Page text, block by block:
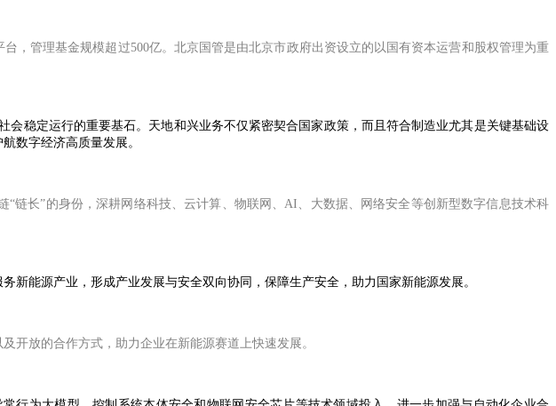
，管理基金规模超过500亿。北京国管是由北京市政府出资设立的以国有资本运营和股权管理为重
稳定运行的重要基石。天地和兴业务不仅紧密契合国家政策，而且符合制造业尤其是关键基础设
数字经济高质量发展。
链长”的身份，深耕网络科技、云计算、物联网、AI、大数据、网络安全等创新型数字信息技术科
能源产业，形成产业发展与安全双向协同，保障生产安全，助力国家新能源发展。
开放的合作方式，助力企业在新能源赛道上快速发展。